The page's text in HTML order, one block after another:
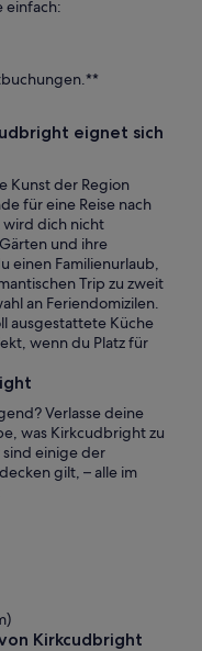
einfach:
eignet sich
Kunst der Region
für eine Reise nach
dich nicht
und ihre
einen Familienurlaub,
Trip zu zweit
an Feriendomizilen.
ausgestattete Küche
wenn du Platz für
Verlasse deine
was Kirkcudbright zu
sind einige der
gilt, – alle im
Kirkcudbright